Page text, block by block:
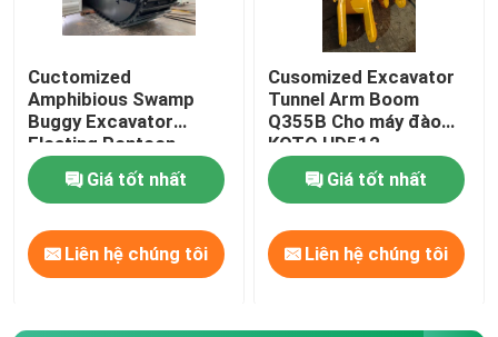
Cuctomized
Amphibious Swamp
Buggy Excavator
Floating Pontoon
Q355b Tùy chỉnh cho
máy đào Sy135
Giá tốt nhất
Liên hệ chúng tôi
Cusomized Excavator
Tunnel Arm Boom
Q355B Cho máy đào
KOTO HD512
Giá tốt nhất
Liên hệ chúng tôi